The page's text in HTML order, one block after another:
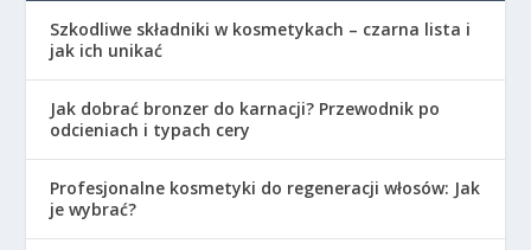
Szkodliwe składniki w kosmetykach – czarna lista i
jak ich unikać
Jak dobrać bronzer do karnacji? Przewodnik po
odcieniach i typach cery
Profesjonalne kosmetyki do regeneracji włosów: Jak
je wybrać?